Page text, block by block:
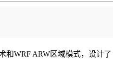
和WRF ARW区域模式，设计了